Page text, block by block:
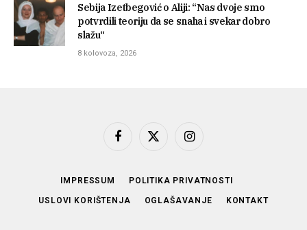
Sebija Izetbegović o Aliji: “Nas dvoje smo
potvrdili teoriju da se snaha i svekar dobro
slažu“
8 kolovoza, 2026
Facebook
X
Instagram
IMPRESSUM POLITIKA PRIVATNOSTI
USLOVI KORIŠTENJA OGLAŠAVANJE KONTAKT